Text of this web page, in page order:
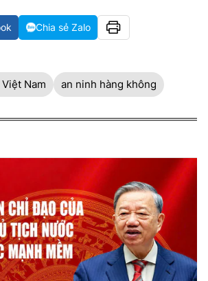
Chia sẻ Zalo
Nam
an ninh hàng không